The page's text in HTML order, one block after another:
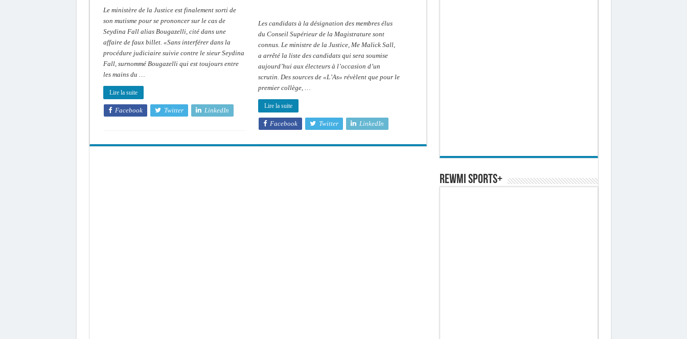
Me
Sall
précise
Le ministère de la Justice est finalement sorti de
son mutisme pour se prononcer sur le cas de
Seydina Fall alias Bougazelli, cité dans une
affaire de faux billet. «Sans interférer dans la
procédure judiciaire suivie contre le sieur Seydina
Fall, surnommé Bougazelli qui est toujours entre
les mains du …
Lire la suite
Facebook Twitter LinkedIn
magistrats
candidats
Les candidats à la désignation des membres élus
du Conseil Supérieur de la Magistrature sont
connus. Le ministre de la Justice, Me Malick Sall,
a arrêté la liste des candidats qui sera soumise
aujourd’hui aux électeurs à l’occasion d’un
scrutin. Des sources de «L’As» révèlent que pour le
premier collège, …
Lire la suite
Facebook Twitter LinkedIn
REWMI SPORTS+